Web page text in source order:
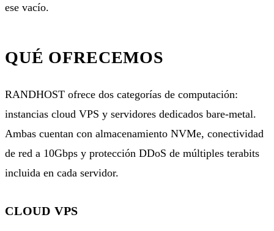
ese vacío.
QUÉ OFRECEMOS
RANDHOST ofrece dos categorías de computación:
instancias cloud VPS y servidores dedicados bare-metal.
Ambas cuentan con almacenamiento NVMe, conectividad
de red a 10Gbps y protección DDoS de múltiples terabits
incluida en cada servidor.
CLOUD VPS